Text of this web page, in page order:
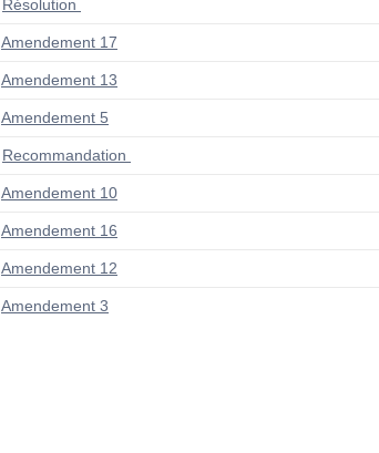
Résolution
Amendement 17
Amendement 13
Amendement 5
Recommandation
Amendement 10
Amendement 16
Amendement 12
Amendement 3